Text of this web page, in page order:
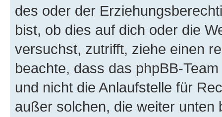
des oder der
bist, ob dies auf dich oder die
versuchst, zutrifft, ziehe einen
beachte, dass das phpBB-
und nicht die Anlaufstelle für
außer solchen, die weiter unten